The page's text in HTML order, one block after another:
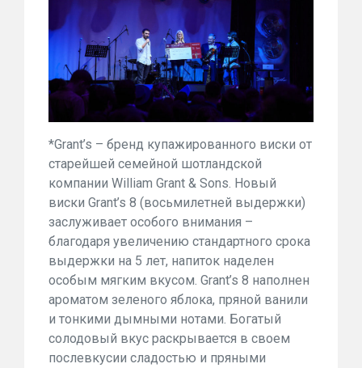
*Grant’s – бренд купажированного виски от
старейшей семейной шотландской
компании William Grant & Sons. Новый
виски Grant’s 8 (восьмилетней выдержки)
заслуживает особого внимания –
благодаря увеличению стандартного срока
выдержки на 5 лет, напиток наделен
особым мягким вкусом. Grant’s 8 наполнен
ароматом зеленого яблока, пряной ванили
и тонкими дымными нотами. Богатый
солодовый вкус раскрывается в своем
послевкусии сладостью и пряными